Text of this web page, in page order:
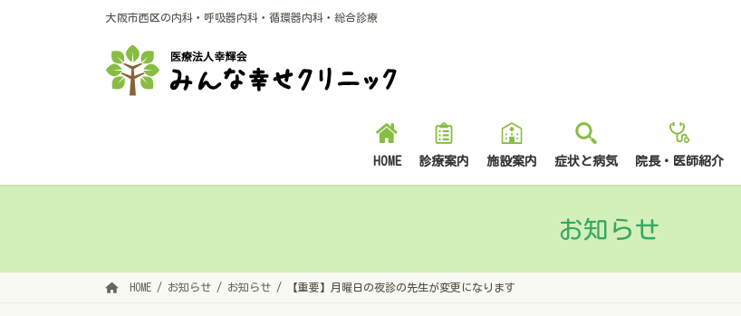
ッ
移
大阪市西区の内科・呼吸器内科・循環器内科・総合診療
HOME 診療案内 施設案内 症状と病気 院長・医師紹介
お知らせ
HOME お知らせ お知らせ 【重要】月曜日の夜診の先生が変更になります